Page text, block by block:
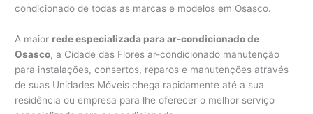
condicionado de todas as marcas e modelos em Osasco.
A maior rede especializada para ar-condicionado de
Osasco, a Cidade das Flores ar-condicionado manutenção
para instalações, consertos, reparos e manutenções através
de suas Unidades Móveis chega rapidamente até a sua
residência ou empresa para lhe oferecer o melhor serviço